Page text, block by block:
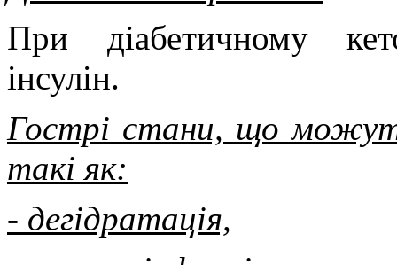
При діабетичному
інсулін.
Гострі стани, що
такі як:
- дегідратація,